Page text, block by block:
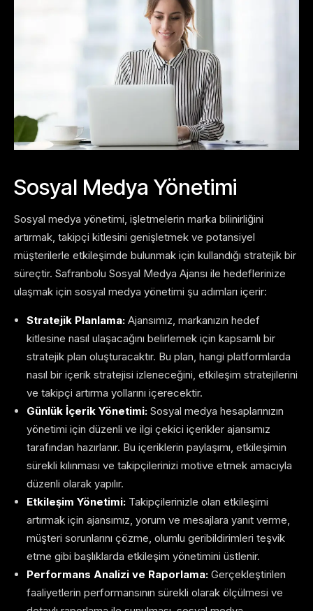
Sosyal Medya Yönetimi
Sosyal medya yönetimi, işletmelerin marka bilinirliğini
artırmak, takipçi kitlesini genişletmek ve potansiyel
müşterilerle etkileşimde bulunmak için kullandığı stratejik bir
süreçtir. Safranbolu Sosyal Medya Ajansı ile hedeflerinize
ulaşmak için sosyal medya yönetimi şu adımları içerir:
Stratejik Planlama: Ajansımız, markanızın hedef
kitlesine nasıl ulaşacağını belirlemek için kapsamlı bir
stratejik plan oluşturacaktır. Bu plan, hangi platformlarda
nasıl bir içerik stratejisi izleneceğini, etkileşim stratejilerini
ve takipçi artırma yollarını içerecektir.
Günlük İçerik Yönetimi: Sosyal medya hesaplarınızın
yönetimi için düzenli ve ilgi çekici içerikler ajansımız
tarafından hazırlanır. Bu içeriklerin paylaşımı, etkileşimin
sürekli kılınması ve takipçilerinizi motive etmek amacıyla
düzenli olarak yapılır.
Etkileşim Yönetimi: Takipçilerinizle olan etkileşimi
artırmak için ajansımız, yorum ve mesajlara yanıt verme,
müşteri sorunlarını çözme, olumlu geribildirimleri teşvik
etme gibi başlıklarda etkileşim yönetimini üstlenir.
Performans Analizi ve Raporlama: Gerçekleştirilen
faaliyetlerin performansının sürekli olarak ölçülmesi ve